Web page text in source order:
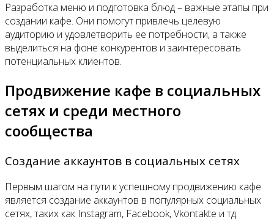
Разработка меню и подготовка блюд – важные этапы при
создании кафе. Они помогут привлечь целевую
аудиторию и удовлетворить ее потребности, а также
выделиться на фоне конкурентов и заинтересовать
потенциальных клиентов.
Продвижение кафе в социальных
сетях и среди местного
сообщества
Создание аккаунтов в социальных сетях
Первым шагом на пути к успешному продвижению кафе
является создание аккаунтов в популярных социальных
сетях, таких как Instagram, Facebook, Vkontakte и тд.